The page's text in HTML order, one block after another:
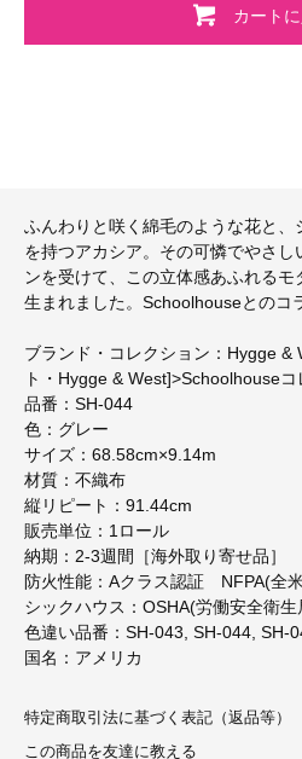
カート
ふんわりと咲く綿毛のような花と
を持つアカシア。その可憐でやさし
ンを受けて、この立体感あふれる
生まれました。Schoolhouseとのコ
ブランド・コレクション：Hygge &
ト・Hygge & West]>Schoolhouseコ
品番：SH-044
色：グレー
サイズ：68.58cm×9.14m
材質：不織布
縦リピート：91.44cm
販売単位：1ロール
納期：2-3週間［海外取り寄せ品］
防火性能：Aクラス認証 NFPA(全米
シックハウス：OSHA(労働安全衛生
色違い品番：SH-043, SH-044, SH-
国名：アメリカ
特定商取引法に基づく表記（返品等）
この商品を友達に教える